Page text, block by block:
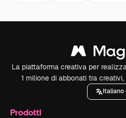
La piattaforma creativa per
1 milione di abbonati tra
Italiano
Prodotti